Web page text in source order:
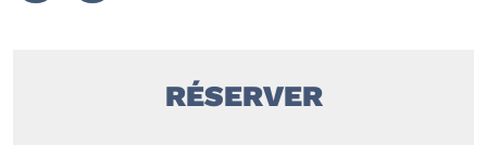
RÉSERVER